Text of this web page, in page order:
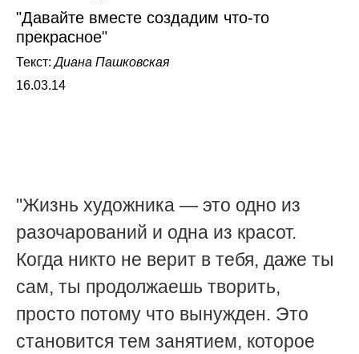
"Давайте вместе создадим что-то
прекрасное"
Текст:Диана Пашковская
16.03.14
"Жизнь художника — это одно из
разочарований и одна из красот.
Когда никто не верит в тебя, даже ты
сам, ты продолжаешь творить,
просто потому что вынужден. Это
становится тем занятием, которое